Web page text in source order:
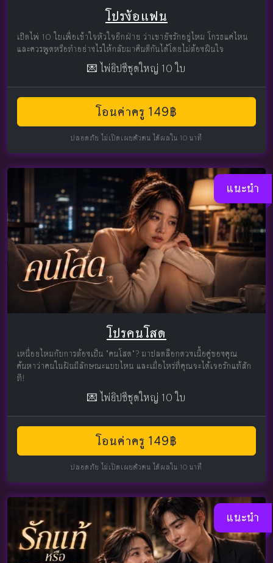
โปรง้อแฟน
เปิดไพ่ 10 ใบเพื่อเข้าใจหัวใจอีกฝ่าย ว่าเขายังรักอยู่ไหม โกรธแค่ไหน
และควรพูดหรือทำอย่างไรให้กลับมาคืนดีกันได้โดยไม่ต้องฝืนใจ
💌 ไพ่ยิปซีชุดใหญ่ 10 ใบ
โอนค่าครู 149฿
ปลอดภัย ไม่เปิดเผยตัวตน ได้ผลใน 10 นาที
แนะนำ
โปรคนโสด
เหนื่อยไหมกับการต้องเป็น "คนโสด"? มาปลดล็อกดวงเนื้อคู่ของคุณ
ค้นหาว่าคนในฝันมีลักษณะแบบไหน และเมื่อไหร่ที่คุณจะได้เจอรักแท้สัก
ที!
💌 ไพ่ยิปซีชุดใหญ่ 10 ใบ
โอนค่าครู 149฿
ปลอดภัย ไม่เปิดเผยตัวตน ได้ผลใน 10 นาที
แนะนำ